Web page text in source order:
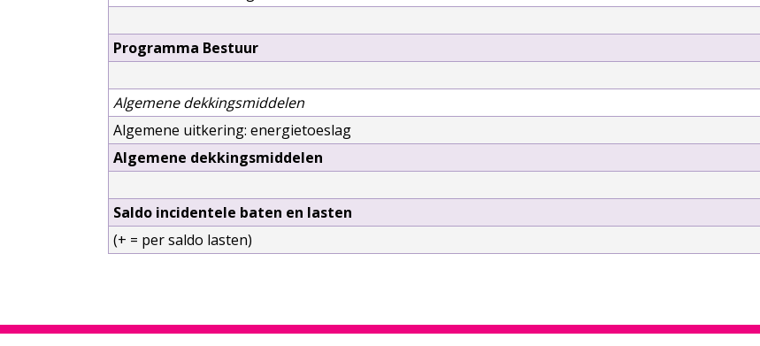
Programma Bestuur
Algemene dekkingsmiddelen
Algemene uitkering: energietoeslag
Algemene dekkingsmiddelen
Saldo incidentele baten en lasten
(+ = per saldo lasten)